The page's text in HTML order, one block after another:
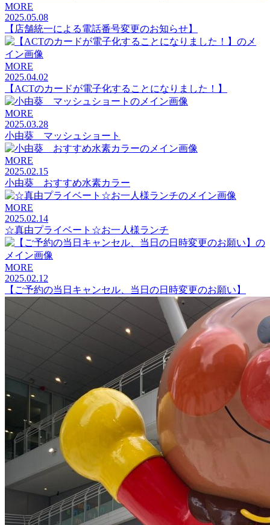
MORE
2025.05.08
【店舗統一による電話番号変更のお知らせ】
MORE
2025.04.02
【ACTのカードが電子化することになりました！】
MORE
2025.03.28
小由葵 マッシュショート
MORE
2025.02.15
小由葵 おすすめ水素カラー
MORE
2025.02.14
☆真由プライベート☆お一人様ランチ
MORE
2025.02.12
【ご予約の当日キャンセル、当日の日時変更のお願い】